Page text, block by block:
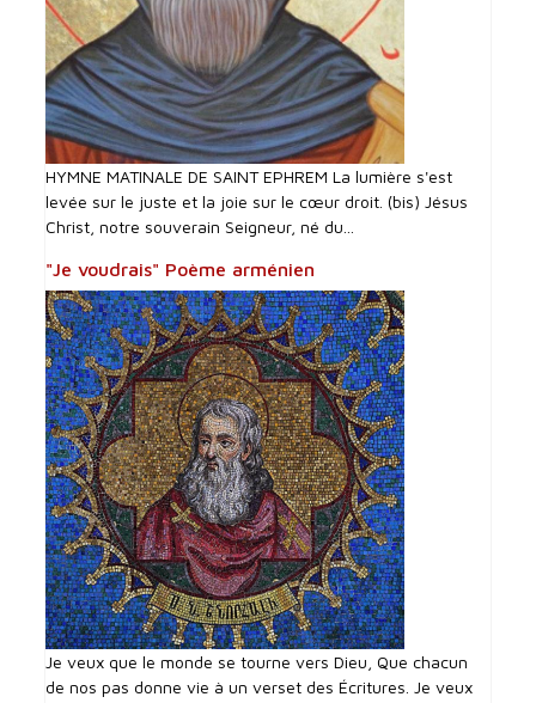
HYMNE MATINALE DE SAINT EPHREM La lumière s'est
levée sur le juste et la joie sur le cœur droit. (bis) Jésus
Christ, notre souverain Seigneur, né du...
"Je voudrais" Poème arménien
Je veux que le monde se tourne vers Dieu, Que chacun
de nos pas donne vie à un verset des Écritures. Je veux